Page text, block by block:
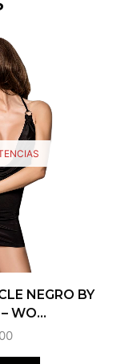
NEGRO BY
WO...